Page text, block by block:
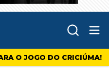
O JOGO DO CRICIÚMA!